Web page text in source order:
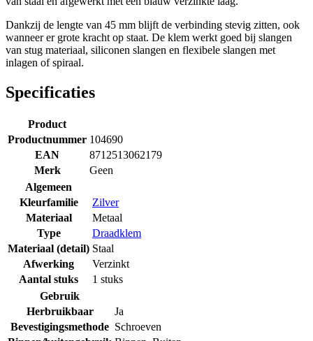
Dankzij de lengte van 45 mm blijft de verbinding stevig zitten, ook
wanneer er grote kracht op staat. De klem werkt goed bij slangen
van stug materiaal, siliconen slangen en flexibele slangen met
inlagen of spiraal.
Specificaties
Product
Productnummer 104690
EAN
8712513062179
Merk
Geen
Algemeen
Kleurfamilie
Zilver
Materiaal
Metaal
Type
Draadklem
Materiaal (detail) Staal
Afwerking
Verzinkt
Aantal stuks
1 stuks
Gebruik
Herbruikbaar
Ja
Bevestigingsmethode Schroeven